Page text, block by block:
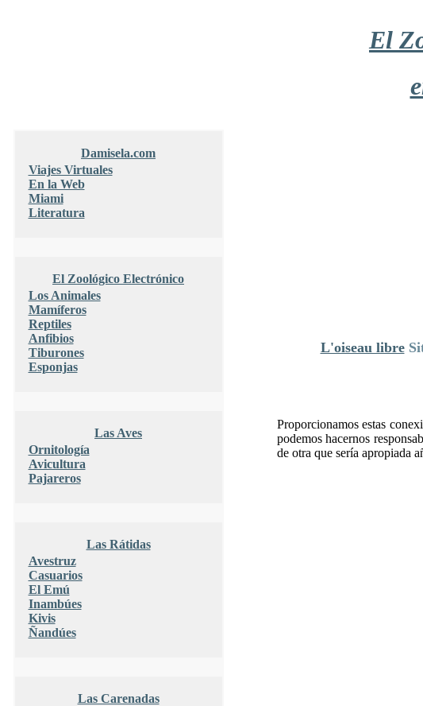
El
Damisela.com
Viajes Virtuales
En la Web
Miami
Literatura
El Zoológico Electrónico
Los Animales
Mamíferos
Reptiles
Anfibios
Tiburones
Esponjas
Las Aves
Ornitología
Avicultura
Pajareros
Las Rátidas
Avestruz
Casuarios
El Emú
Inambúes
Kivis
Ñandúes
Las Carenadas
L'oiseau libre
Proporcionamos estas
podemos hacernos
de otra que sería apropiada